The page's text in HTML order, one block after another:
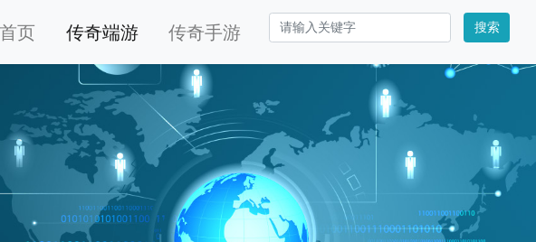
首页 传奇端游 传奇手游 搜索